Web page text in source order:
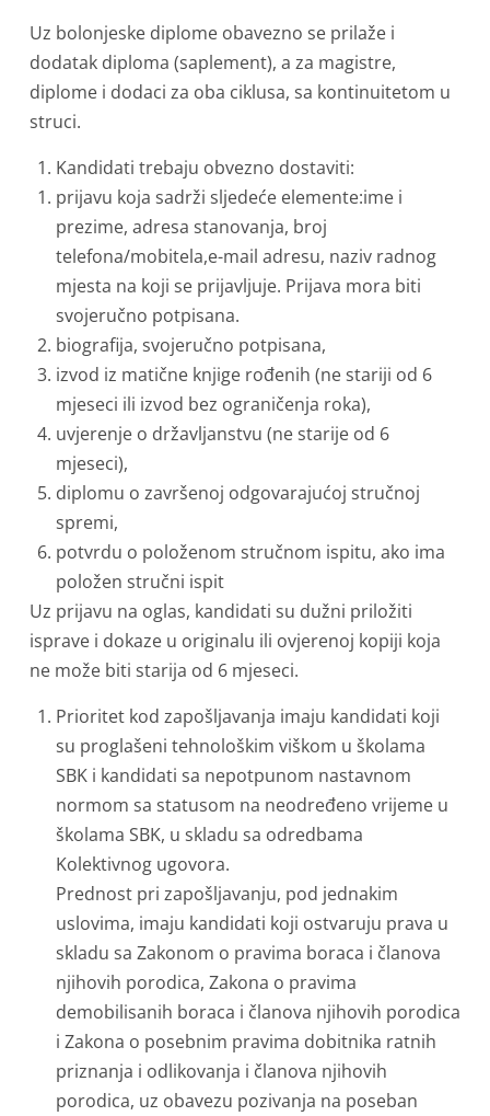
Uz bolonjeske diplome obavezno se prilaže i
dodatak diploma (saplement), a za magistre,
diplome i dodaci za oba ciklusa, sa kontinuitetom u
struci.
Kandidati trebaju obvezno dostaviti:
prijavu koja sadrži sljedeće elemente:ime i
prezime, adresa stanovanja, broj
telefona/mobitela,e-mail adresu, naziv radnog
mjesta na koji se prijavljuje. Prijava mora biti
svojeručno potpisana.
biografija, svojeručno potpisana,
izvod iz matične knjige rođenih (ne stariji od 6
mjeseci ili izvod bez ograničenja roka),
uvjerenje o državljanstvu (ne starije od 6
mjeseci),
diplomu o završenoj odgovarajućoj stručnoj
spremi,
potvrdu o položenom stručnom ispitu, ako ima
položen stručni ispit
Uz prijavu na oglas, kandidati su dužni priložiti
isprave i dokaze u originalu ili ovjerenoj kopiji koja
ne može biti starija od 6 mjeseci.
Prioritet kod zapošljavanja imaju kandidati koji
su proglašeni tehnološkim viškom u školama
SBK i kandidati sa nepotpunom nastavnom
normom sa statusom na neodređeno vrijeme u
školama SBK, u skladu sa odredbama
Kolektivnog ugovora.
Prednost pri zapošljavanju, pod jednakim
uslovima, imaju kandidati koji ostvaruju prava u
skladu sa Zakonom o pravima boraca i članova
njihovih porodica, Zakona o pravima
demobilisanih boraca i članova njihovih porodica
i Zakona o posebnim pravima dobitnika ratnih
priznanja i odlikovanja i članova njihovih
porodica, uz obavezu pozivanja na poseban